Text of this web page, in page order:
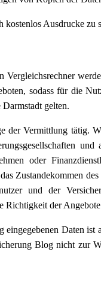
Ausdrucke zu
sodass für die
gelten.
der Vermittlung tätig.
oder
Zustandekommen
und der
Richtigkeit der
Daten ist
Blog nicht zur